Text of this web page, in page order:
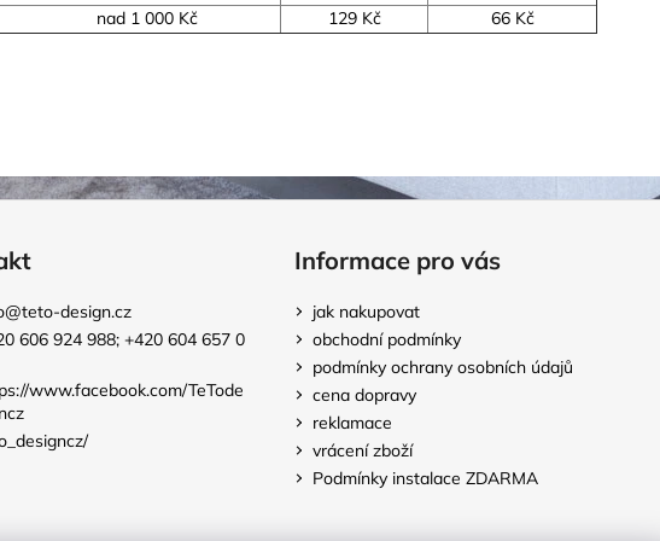
nad 1 000 Kč
129 Kč 66 Kč
@teto-design.cz
606 924 988; +420 604 657 0
www.facebook.com/TeTode
Informace pro vás
jak nakupovat
obchodní podmínky
podmínky ochrany osobních údajů
cena dopravy
reklamace
vrácení zboží
Podmínky instalace ZDARMA